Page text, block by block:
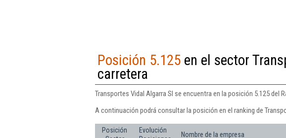
Posición 5.125 en el sector
carretera
Transportes Vidal Algarra Sl se encuentra en la posición 5.125 del
A continuación podrá consultar la posición en el ranking de
Posición
Evolución
Nombre de la empresa